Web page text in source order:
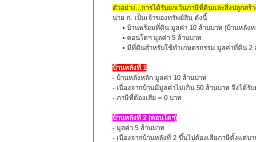
ตัวอย่าง...การได้รับยกเว้นภาษีที่ดินและสิ่งปลูกสร้า
นาย ก. เป็นเจ้าของทรัพย์สิน ดังนี้
• บ้านพร้อมที่ดิน มูลค่า 10 ล้านบาท (บ้านหลังหลั
• คอนโดฯ มูลค่า 5 ล้านบาท
• มีที่ดินสำหรับใช้ทำเกษตรกรรม มูลค่าที่ดิน 2 ล้
บ้านหลังที่ 1
- บ้านหลังหลัก มูลค่า 10 ล้านบาท
- เนื่องจากบ้านมีมูลค่าไม่เกิน 50 ล้านบาท จึงได้รับ
- ภาษีที่ต้องเสีย = 0 บาท
บ้านหลังที่ 2 (คอนโดฯ)
- มูลค่า 5 ล้านบาท
- เนื่องจากบ้านหลังที่ 2 ขึ้นไปต้องเสียภาษีตั้งแต่บา